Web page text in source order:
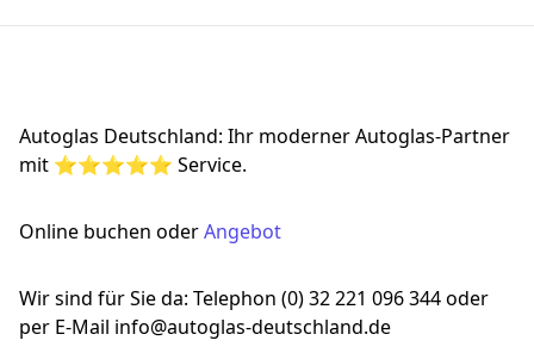
Autoglas Deutschland: Ihr moderner Autoglas-Partner
mit ⭐⭐⭐⭐⭐ Service.
Online buchen oderAngebot
Wir sind für Sie da: Telephon (0) 32 221 096 344 oder
per E-Mail info@autoglas-deutschland.de